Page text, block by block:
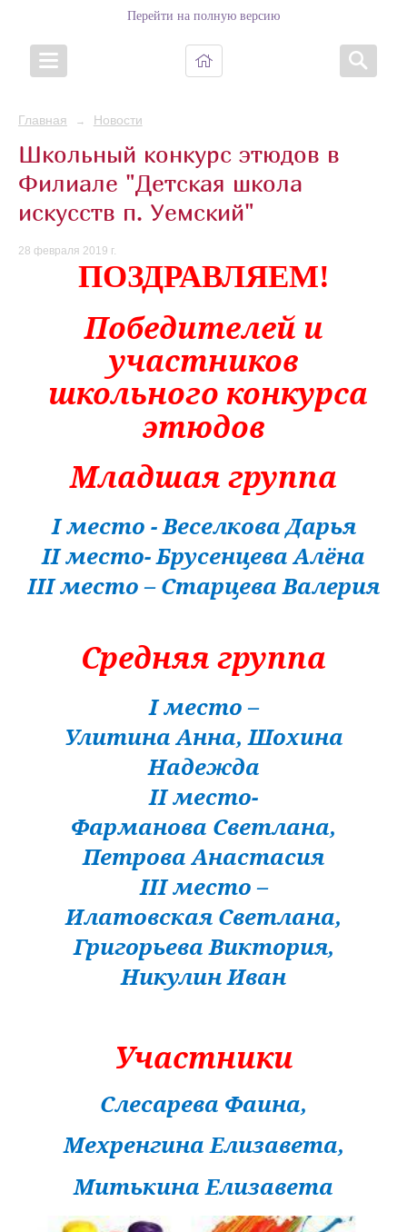
Перейти на полную версию
Главная → Новости
Школьный конкурс этюдов в
Филиале "Детская школа
искусств п. Уемский"
28 февраля 2019 г.
ПОЗДРАВЛЯЕМ!
Победителей и
участников
школьного конкурса
этюдов
Младшая группа
Iместо - Веселкова Дарья
IIместо- Брусенцева Алёна
IIIместо – Старцева Валерия
Средняя группа
Iместо –
Улитина Анна, Шохина
Надежда
IIместо-
Фарманова Светлана,
Петрова Анастасия
IIIместо –
Илатовская Светлана,
Григорьева Виктория,
Никулин Иван
Участники
Слесарева Фаина,
Мехренгина Елизавета,
Митькина Елизавета